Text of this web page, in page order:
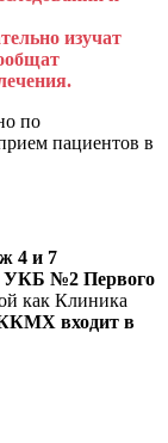
изучат
по
пациентов в
4 и 7
УКБ №2 Первого
как Клиника
входит в